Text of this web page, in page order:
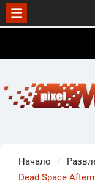
Skip
Начало
Dead Space